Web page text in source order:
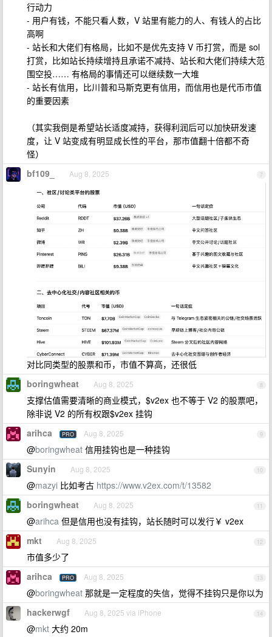
行动力
- 用户有钱，不能只看人数，V 站里有能力的人、有钱人的占比
高啊
- 站长和大佬们有格局，比如不是优先支持 V 币打赏，而是 sol
打赏，比如站长持续增持且承诺不减持、站长和大佬们持续大范
围空投…… 有格局的事情还可以继续数一大堆
- 站长有信用，比川普和马斯克更有信用，而信用也是代币市值
的重要因素
（其实我倒是希望站长适度减持，获得利润后可以加快研发速
度，让 V 站变成有明显成长性的平台，那市值翻十倍都不奇
怪）
7
bf109_ Aug 8, 2025
对比同类型的股票和币，市值不算高，还很低
8
boringwheat Aug 8, 2025
支撑估值需要清晰的商业模式，$v2ex 也不等于 V2 的股票吧，
除非说 V2 的所有权跟$v2ex 挂钩
9
arihca PRO Aug 8, 2025
@boringwheat 信用挂钩也是一种挂钩
10
Sunyin Aug 8, 2025
@mazyi 比如考古 https://www.v2ex.com/t/13582
11
boringwheat Aug 8, 2025
@arihca 但是信用也没有挂钩，站长随时可以发行￥ v2ex
12
mkt Aug 8, 2025
市值多少了
13
arihca PRO Aug 8, 2025
@boringwheat 那就是一定程度的失信，觉得不挂钩只是你以为
14
hackerwgf Aug 8, 2025 via iPhone
@mkt 大约 20m